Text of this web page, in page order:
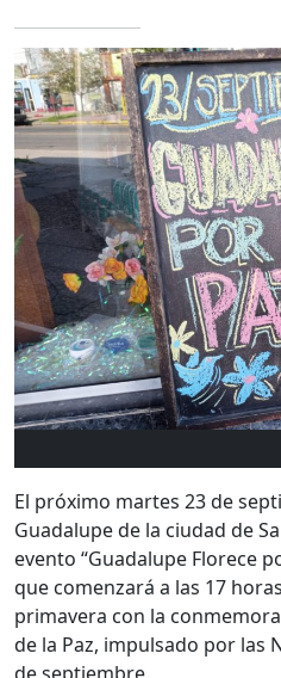
El próximo martes 23 de
Guadalupe de la ciudad de
evento “Guadalupe Florece
que comenzará a las 17
primavera con la
de la Paz, impulsado por las
de septiembre.